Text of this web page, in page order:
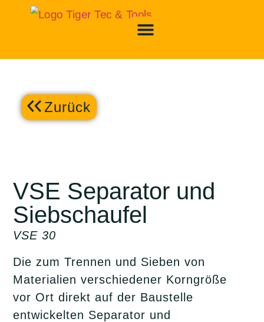
Zurück
VSE Separator und
Siebschaufel
VSE 30
Die zum Trennen und Sieben von
Materialien verschiedener Korngröße
vor Ort direkt auf der Baustelle
entwickelten Separator und